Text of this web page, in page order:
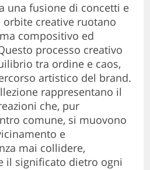
una fusione di concetti e
creative ruotano
compositivo ed
processo creativo
tra ordine e caos,
artistico del brand.
rappresentano il
che, pur
comune, si muovono
e
mai collidere,
il significato dietro ogni